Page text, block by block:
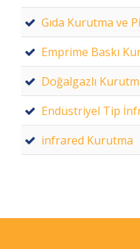
Gıda Kurutma ve
Emprime Baskı
Doğalgazlı
Endüstriyel Tip
infrared Kurutma